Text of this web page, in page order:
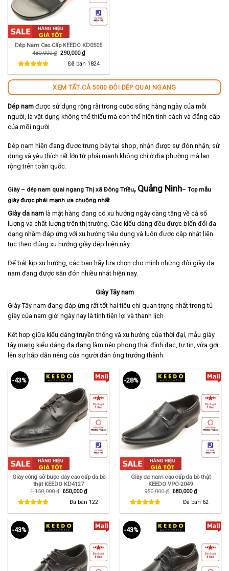
Dép Nam Cao Cấp KEEDO KD0505
480,000₫ Giá
480,000 ₫.
290,000₫Giá
hiện
tại
là:
Đã bán 1824
XEM TẤT CẢ 5000 ĐÔI DÉP QUAI NGANG
Dép nam được sử dụng rộng rãi trong cuộc sống hàng ngày của mỗi
người, là vật dụng không thể thiếu mà còn thể hiện tính cách và đẳng cấp
của mõi người
Dép nam hiện đang được trưng bày tại shop, nhận được sự đón nhận, sử
dụng và yêu thích rất lớn từ phái mạnh không chỉ ở địa phường mà lan
rộng trên toàn quốc.
Giày – dép nam quai ngang Thị xã Đông Triều, Quảng Ninh– Top mẫu
giày được phái mạnh ưa chuộng nhất
Giày da nam là mặt hàng đang có xu hướng ngày càng tăng về cả số
lượng và chất lượng trên thị trường. Các kiểu dáng đều được biến đổi đa
dạng nhầm đáp ứng với xu hướng tiêu dụng và luôn được cập nhật liên
tục theo đúng xu hướng giầy dép hiện này
Để bắt kịp xu hướng, các bạn hãy lựa chọn cho mình những đôi giày da
nam đang được săn đón nhiều nhát hiện nay.
Giày Tây nam
Giày Tây nam đang đáp ứng rất tốt hai tiêu chí quan trọng nhất trong tủ
giày của nam giới ngày nay là tính tiện lợi và thanh lịch
Kết hơp giữa kiểu dáng truyền thống và xu hướng của thời đại, mẫu giày
tây mang kiểu dáng đa đạng làm nên phong thái đĩnh đạc, tự tin, vừa gợi
lên sự hấp dẫn riêng của người đàn ông trưởng thành.
-43%
Giày công sở buộc dây cao cấp da bò
thật KEEDO KD4127
1,150,000₫ Giá
650,000₫Giá
hiện
tại
Đã bán 122
-28%
Giày da nam cao cấp da bò thật
KEEDO VPO-2049
950,000₫ Giá
680,000₫Giá
hiện
tại
Đã bán 62
-43% -43%